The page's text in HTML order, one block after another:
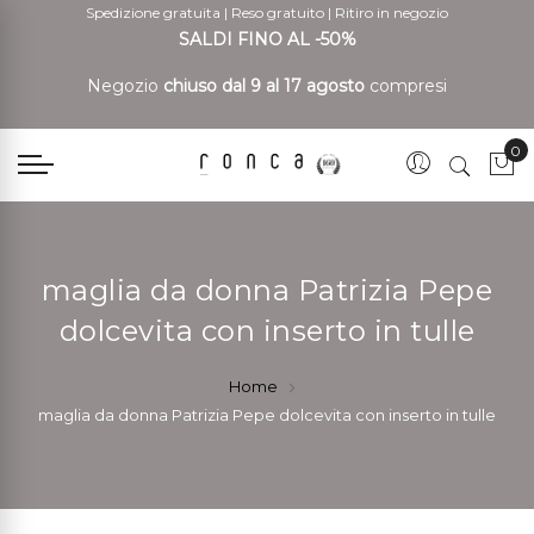
Spedizione gratuita | Reso gratuito | Ritiro in negozio
SALDI FINO AL -50%
Negozio chiuso dal 9 al 17 agosto compresi
0
maglia da donna Patrizia Pepe
dolcevita con inserto in tulle
Home
maglia da donna Patrizia Pepe dolcevita con inserto in tulle